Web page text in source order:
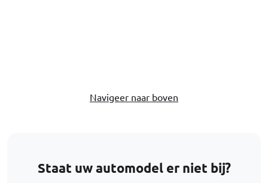
Navigeer naar boven
Staat uw automodel er niet bij?